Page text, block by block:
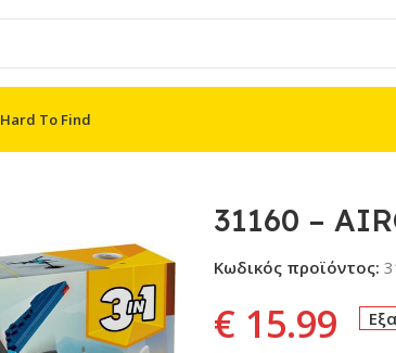
Hard To Find
31160 –
Κωδικός προϊόντος:
€15.99